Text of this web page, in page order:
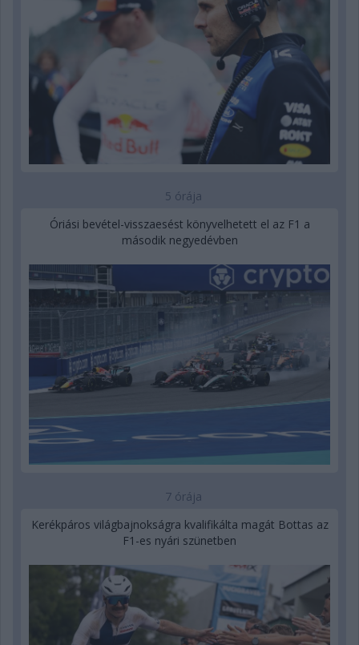
5 órája
Óriási bevétel-visszaesést könyvelhetett el az F1 a
második negyedévben
7 órája
Kerékpáros világbajnokságra kvalifikálta magát Bottas az
F1-es nyári szünetben